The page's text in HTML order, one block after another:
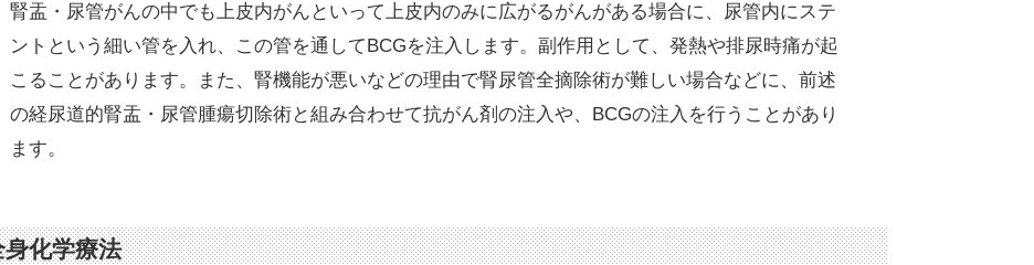
腎盂・尿管がんの中でも上皮内がんといって上皮内のみに広がるがんがある場合に、尿管内にステ
ントという細い管を入れ、この管を通してBCGを注入します。副作用として、発熱や排尿時痛が起
こることがあります。また、腎機能が悪いなどの理由で腎尿管全摘除術が難しい場合などに、前述
の経尿道的腎盂・尿管腫瘍切除術と組み合わせて抗がん剤の注入や、BCGの注入を行うことがあり
ます。
身化学療法